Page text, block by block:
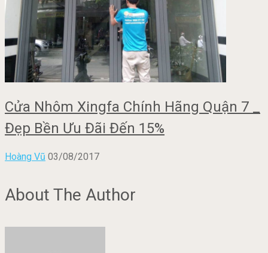
Cửa Nhôm Xingfa Chính Hãng Quận 7 _
Đẹp Bền Ưu Đãi Đến 15%
Hoàng Vũ 03/08/2017
About The Author